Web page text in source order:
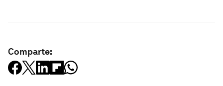
Comparte: